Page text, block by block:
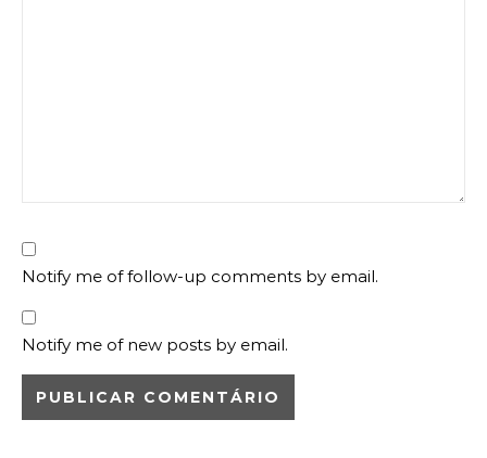
Notify me of follow-up comments by email.
Notify me of new posts by email.